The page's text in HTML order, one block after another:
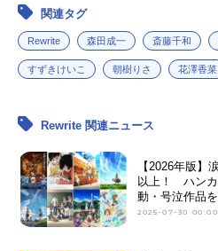
関連タグ
Rewrite 森田成一 斎藤千和
すずきけいこ 朝樹りさ 花澤香菜
Rewrite 関連ニュース
【2026年版】
以上！ ハンカ
動・号泣作品
2025-07-30 00:00